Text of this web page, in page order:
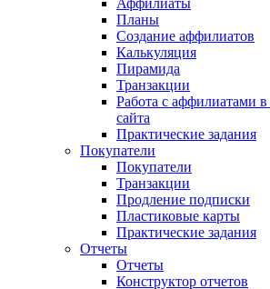
Аффилиаты
Планы
Создание аффилиатов
Калькуляция
Пирамида
Транзакции
Работа с аффилиатами
сайта
Практические задания
Покупатели
Покупатели
Транзакции
Продление подписки
Пластиковые карты
Практические задания
Отчеты
Отчеты
Конструктор отчетов